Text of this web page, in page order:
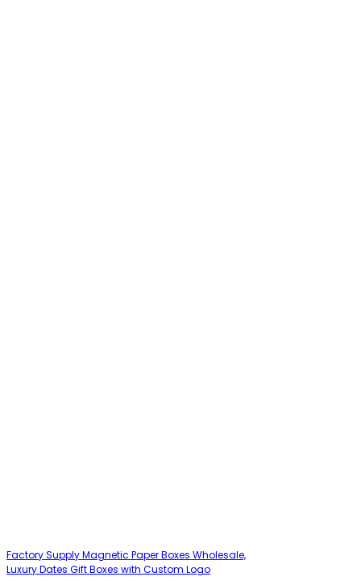
Factory Supply Magnetic Paper Boxes Wholesale,
Luxury Dates Gift Boxes with Custom Logo